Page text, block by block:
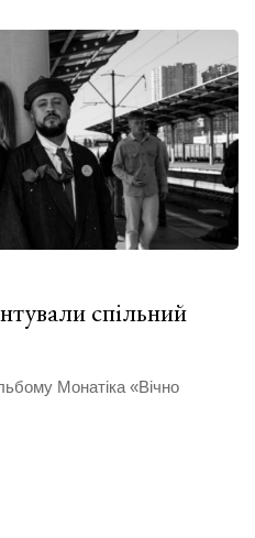
спільний
Монатіка «Вічно